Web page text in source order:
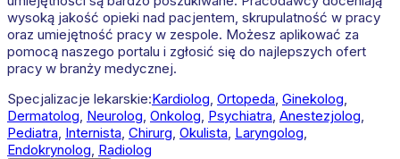
wysoką jakość opieki nad pacjentem, skrupulatność w pracy
oraz umiejętność pracy w zespole. Możesz aplikować za
pomocą naszego portalu i zgłosić się do najlepszych ofert
pracy w branży medycznej.
Specjalizacje lekarskie:Kardiolog Ortopeda Ginekolog
Dermatolog Neurolog Onkolog Psychiatra Anestezjolog
Pediatra Internista Chirurg Okulista Laryngolog
Endokrynolog Radiolog